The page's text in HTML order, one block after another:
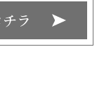
ラ